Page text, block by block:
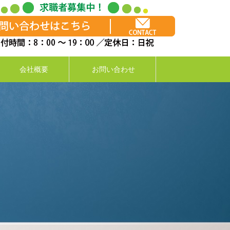
会社概要 お問い合わせ